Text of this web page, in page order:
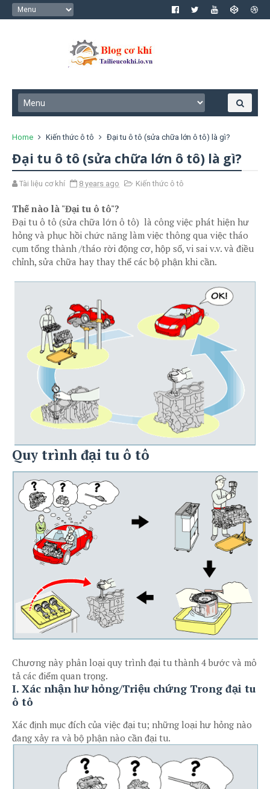
Home Kiến thức ô tô Đại tu ô tô (sửa chữa lớn ô tô) là gì?
Đại tu ô tô (sửa chữa lớn ô tô) là gì?
Tài liệu cơ khí 8 years ago Kiến thức ô tô
Thế nào là "Đại tu ô tô"?
Đại tu ô tô (sửa chữa lớn ô tô) là công việc phát hiện hư
hỏng và phục hồi chức năng làm việc thông qua việc tháo
cụm tổng thành /tháo rời động cơ, hộp số, vi sai v.v. và điều
chỉnh, sửa chữa hay thay thế các bộ phận khi cần.
Quy trình đại tu ô tô
Chương này phân loại quy trình đại tu thành 4 bước và mô
tả các điểm quan trọng.
I. Xác nhận hư hỏng/Triệu chứng Trong đại tu
ô tô
Xác định mục đích của việc đại tu; những loại hư hỏng nào
đang xảy ra và bộ phận nào cần đại tu.